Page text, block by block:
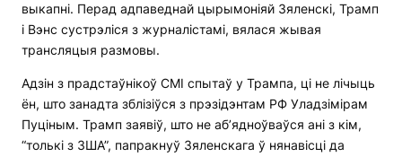
выкапні. Перад адпаведнай цырымоніяй Зяленскі, Трамп
і Вэнс сустрэліся з журналістамі, вялася жывая
трансляцыя размовы.
Адзін з прадстаўнікоў СМІ спытаў у Трампа, ці не лічыць
ён, што занадта зблізіўся з прэзідэнтам РФ Уладзімірам
Пуціным. Трамп заявіў, што не аб’ядноўваўся ані з кім,
“толькі з ЗША”, папракнуў Зяленскага ў нянавісці да